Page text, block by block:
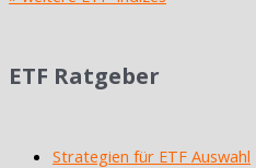
ETF Ratgeber
Strategien für ETF Auswahl